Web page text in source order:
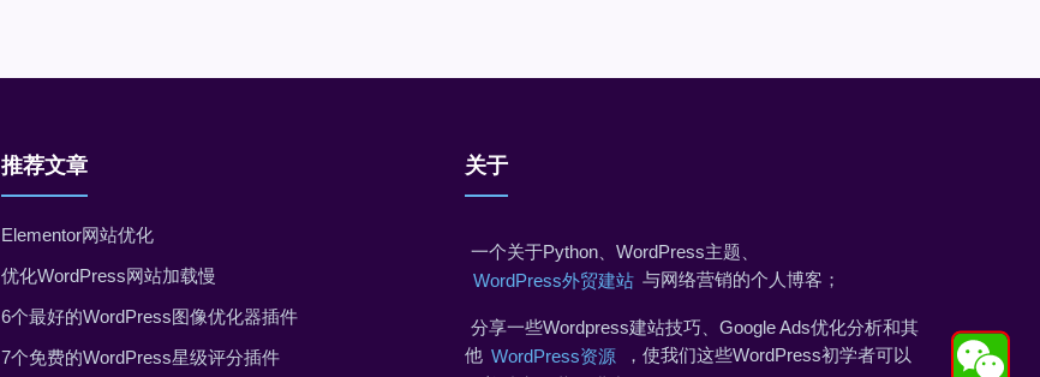
推荐文章
Elementor网站优化
优化WordPress网站加载慢
6个最好的WordPress图像优化器插件
7个免费的WordPress星级评分插件
关于
一个关于Python、WordPress主题、
WordPress外贸建站 与网络营销的个人博客；
分享一些Wordpress建站技巧、Google Ads优化分析和其
他 WordPress资源
，使我们这些WordPress初学者可以